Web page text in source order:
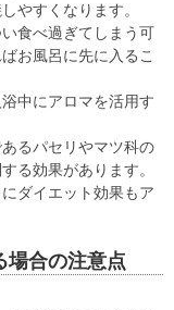
やすくなります。
食べ過ぎてしまう可
お風呂に先に入るこ
中にアロマを活用す
るパセリやマツ科の
る効果があります。
ダイエット効果もア
場合の注意点